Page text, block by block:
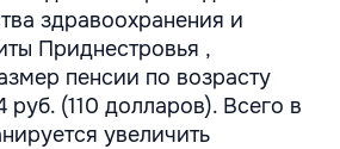
здравоохранения и
Приднестровья ,
пенсии по возрасту
руб. (110 долларов). Всего в
увеличить